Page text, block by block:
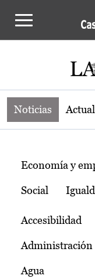
Noticias de
Noticias
Temas
Economía y
Social
Accesibilidad
Administración
Agua